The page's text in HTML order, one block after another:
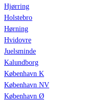
Hjørring
Holstebro
Hørning
Hvidovre
Juelsminde
Kalundborg
København K
København NV
København Ø